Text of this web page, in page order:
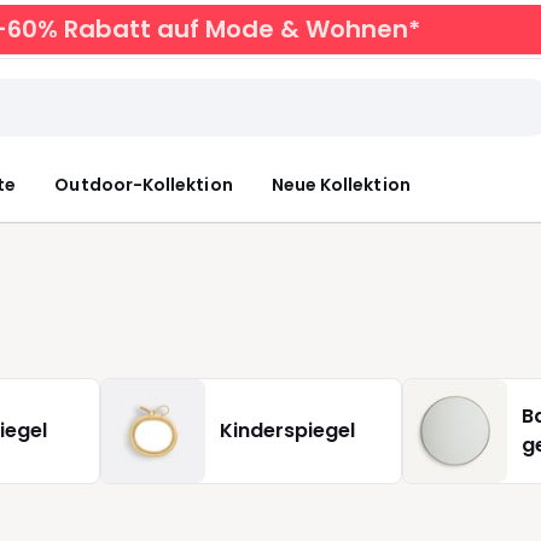
-60% Rabatt auf Mode & Wohnen*
Outdoor-Kollektion Neue Kollektion
Kinderspiegel